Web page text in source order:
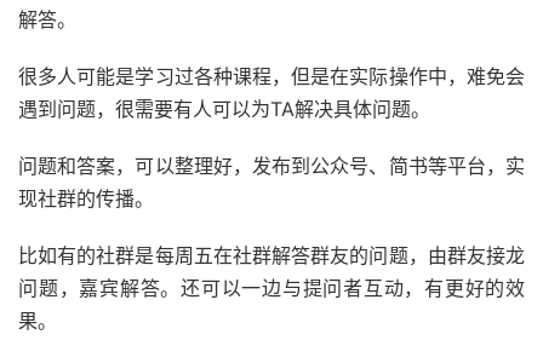
解答。
很多人可能是学习过各种课程，但是在实际操作中，难免会
遇到问题，很需要有人可以为TA解决具体问题。
问题和答案，可以整理好，发布到公众号、简书等平台，实
现社群的传播。
比如有的社群是每周五在社群解答群友的问题，由群友接龙
问题，嘉宾解答。还可以一边与提问者互动，有更好的效
果。